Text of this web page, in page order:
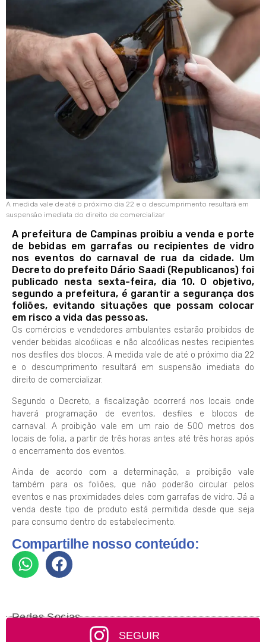
A medida vale de até o próximo dia 22 e o descumprimento resultará em
suspensão imediata do direito de comercializar
A prefeitura de Campinas proibiu a venda e porte
de bebidas em garrafas ou recipientes de vidro
nos eventos do carnaval de rua da cidade. Um
Decreto do prefeito Dário Saadi (Republicanos) foi
publicado nesta sexta-feira, dia 10. O objetivo,
segundo a prefeitura, é garantir a segurança dos
foliões, evitando situações que possam colocar
em risco a vida das pessoas.
Os comércios e vendedores ambulantes estarão proibidos de
vender bebidas alcoólicas e não alcoólicas nestes recipientes
nos desfiles dos blocos. A medida vale de até o próximo dia 22
e o descumprimento resultará em suspensão imediata do
direito de comercializar.
Segundo o Decreto, a fiscalização ocorrerá nos locais onde
haverá programação de eventos, desfiles e blocos de
carnaval. A proibição vale em um raio de 500 metros dos
locais de folia, a partir de três horas antes até três horas após
o encerramento dos eventos.
Ainda de acordo com a determinação, a proibição vale
também para os foliões, que não poderão circular pelos
eventos e nas proximidades deles com garrafas de vidro. Já a
venda deste tipo de produto está permitida desde que seja
para consumo dentro do estabelecimento.
Compartilhe nosso conteúdo:
Redes Socias
SEGUIR